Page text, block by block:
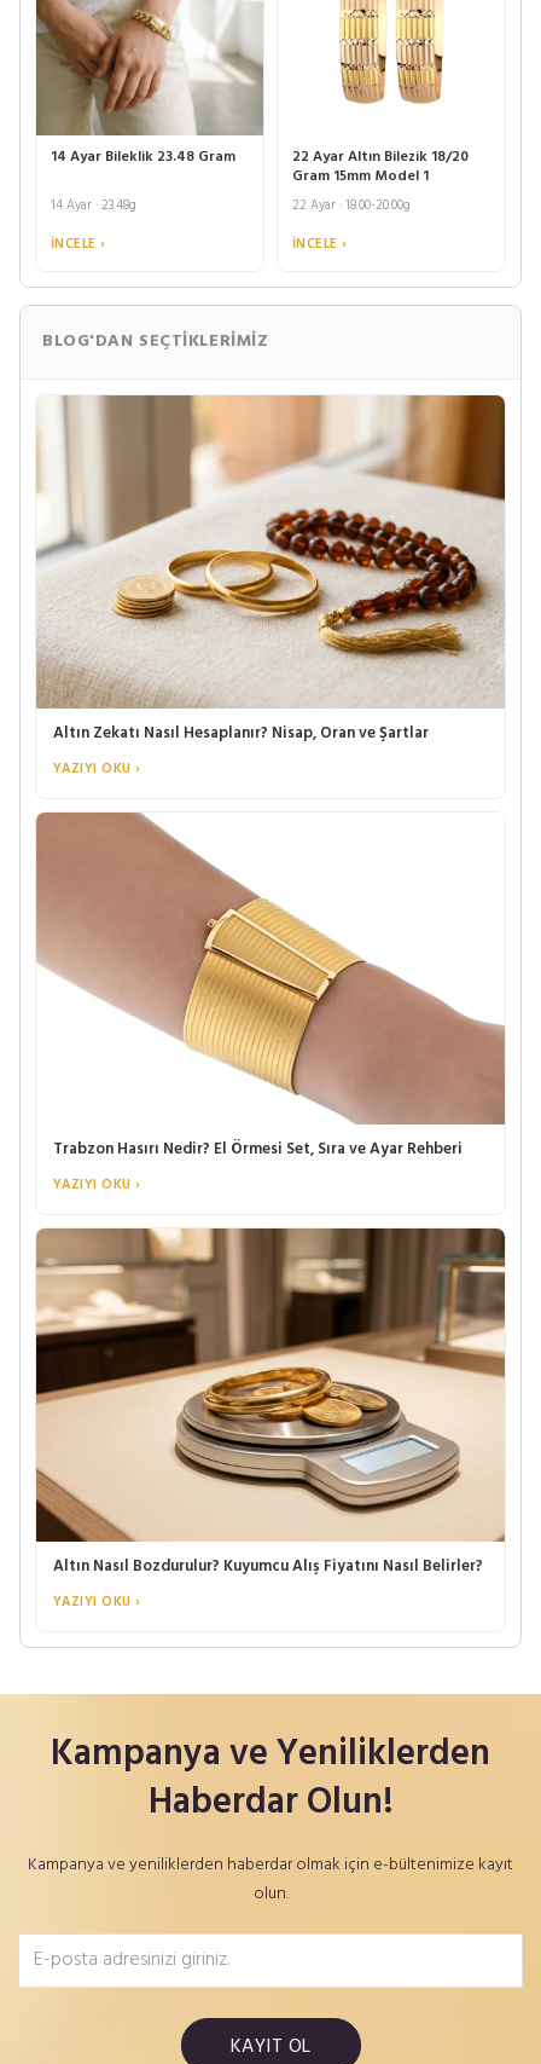
14 Ayar Bileklik 23.48 Gram
14 Ayar · 23.48g
İNCELE ›
22 Ayar Altın Bilezik 18/20
Gram 15mm Model 1
22 Ayar · 18.00-20.00g
İNCELE ›
BLOG'DAN SEÇTIKLERIMIZ
Altın Zekatı Nasıl Hesaplanır? Nisap, Oran ve Şartlar
YAZIYI OKU ›
Trabzon Hasırı Nedir? El Örmesi Set, Sıra ve Ayar Rehberi
YAZIYI OKU ›
Altın Nasıl Bozdurulur? Kuyumcu Alış Fiyatını Nasıl Belirler?
YAZIYI OKU ›
Kampanya ve Yeniliklerden
Haberdar Olun!
Kampanya ve yeniliklerden haberdar olmak için e-bültenimize kayıt
olun.
KAYIT OL